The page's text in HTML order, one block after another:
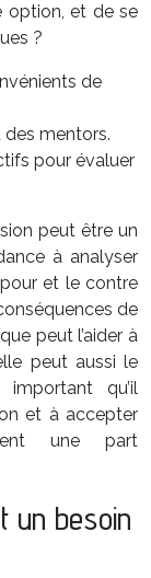
option, et de se
?
de
mentors.
pour évaluer
peut être un
à analyser
et le contre
de
peut l’aider à
peut aussi le
important qu’il
et à accepter
une part
un besoin